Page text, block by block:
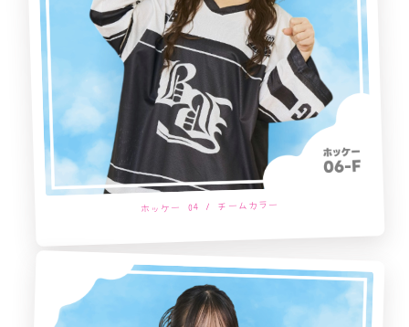
ホッケー 04 / チームカラー